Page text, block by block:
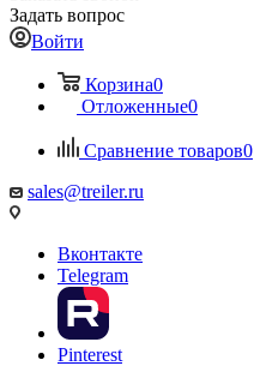
Задать вопрос
Войти
Корзина0
Отложенные0
Сравнение товаров0
sales@treiler.ru
Вконтакте
Telegram
Pinterest